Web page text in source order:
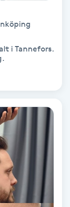
i Tannefors.